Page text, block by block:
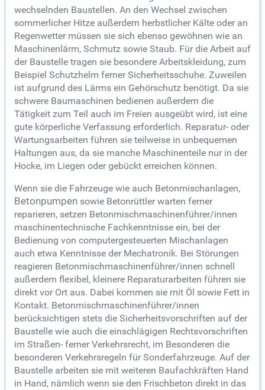
wechselnden Baustellen. An den Wechsel zwischen
sommerlicher Hitze außerdem herbstlicher Kälte oder an
Regenwetter müssen sie sich ebenso gewöhnen wie an
Maschinenlärm, Schmutz sowie Staub. Für die Arbeit auf
der Baustelle tragen sie besondere Arbeitskleidung, zum
Beispiel Schutzhelm ferner Sicherheitsschuhe. Zuweilen
ist aufgrund des Lärms ein Gehörschutz benötigt. Da sie
schwere Baumaschinen bedienen außerdem die
Tätigkeit zum Teil auch im Freien ausgeübt wird, ist eine
gute körperliche Verfassung erforderlich. Reparatur- oder
Wartungsarbeiten führen sie teilweise in unbequemen
Haltungen aus, da sie manche Maschinenteile nur in der
Hocke, im Liegen oder gebückt erreichen können.
Wenn sie die Fahrzeuge wie auch Betonmischanlagen,
Betonpumpen sowie Betonrüttler warten ferner
reparieren, setzen Betonmischmaschinenführer/innen
maschinentechnische Fachkenntnisse ein, bei der
Bedienung von computergesteuerten Mischanlagen
auch etwa Kenntnisse der Mechatronik. Bei Störungen
reagieren Betonmischmaschinenführer/innen schnell
außerdem flexibel, kleinere Reparaturarbeiten führen sie
direkt vor Ort aus. Dabei kommen sie mit Öl sowie Fett in
Kontakt. Betonmischmaschinenführer/innen
berücksichtigen stets die Sicherheitsvorschriften auf der
Baustelle wie auch die einschlägigen Rechtsvorschriften
im Straßen- ferner Verkehrsrecht, im Besonderen die
besonderen Verkehrsregeln für Sonderfahrzeuge. Auf der
Baustelle arbeiten sie mit weiteren Baufachkräften Hand
in Hand, nämlich wenn sie den Frischbeton direkt in das